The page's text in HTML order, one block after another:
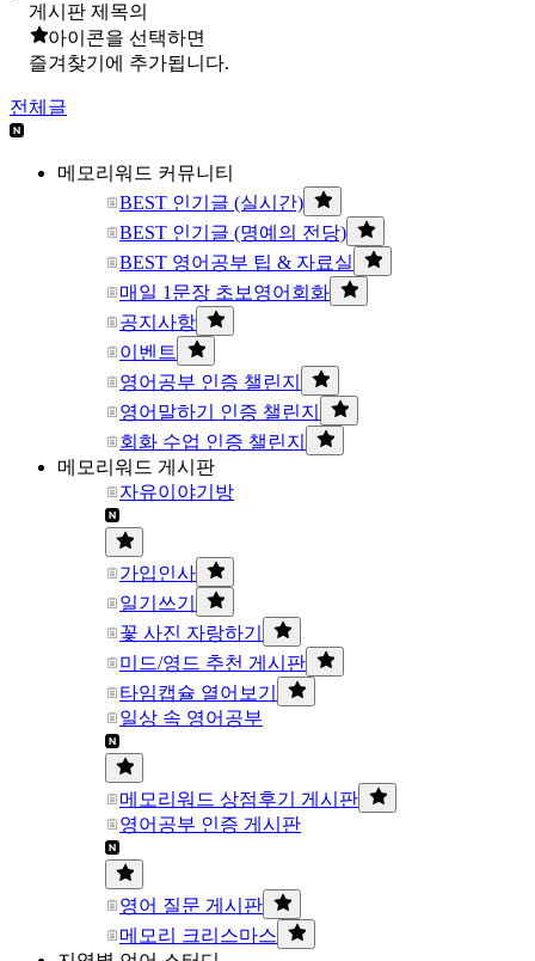
게시판 제목의
아이콘을 선택하면
즐겨찾기에 추가됩니다.
전체글
메모리워드 커뮤니티
BEST 인기글 (실시간)
BEST 인기글 (명예의 전당)
BEST 영어공부 팁 & 자료실
매일 1문장 초보영어회화
공지사항
이벤트
영어공부 인증 챌린지
영어말하기 인증 챌린지
회화 수업 인증 챌린지
메모리워드 게시판
자유이야기방
가입인사
일기쓰기
꽃 사진 자랑하기
미드/영드 추천 게시판
타임캡슐 열어보기
일상 속 영어공부
메모리워드 상점후기 게시판
영어공부 인증 게시판
영어 질문 게시판
메모리 크리스마스